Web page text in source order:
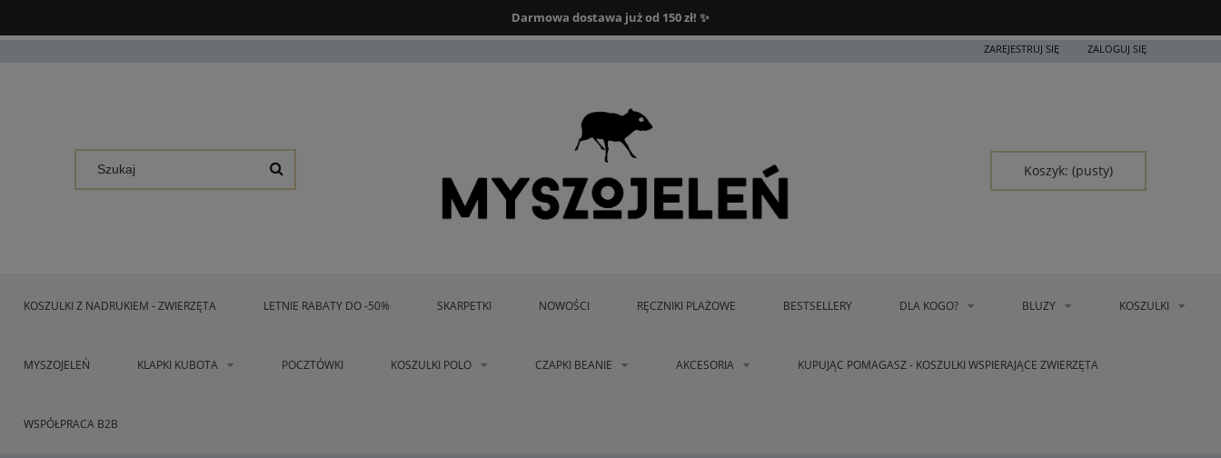
Darmowa dostawa od 150 zł.
Darmowa dostawa już od 150 zł! ✨
ZAREJESTRUJ SIĘ ZALOGUJ SIĘ
Koszyk: (pusty)
KOSZULKI Z NADRUKIEM - ZWIERZĘTA LETNIE RABATY DO -50% SKARPETKI NOWOŚCI RĘCZNIKI PLAŻOWE BESTSELLERY DLA KOGO? BLUZY KOSZULKI
MYSZOJELEŃ KLAPKI KUBOTA POCZTÓWKI KOSZULKI POLO CZAPKI BEANIE AKCESORIA KUPUJĄC POMAGASZ - KOSZULKI WSPIERAJĄCE ZWIERZĘTA
WSPÓŁPRACA B2B